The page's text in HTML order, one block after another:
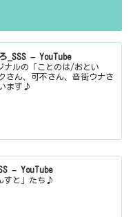
_SSS – YouTube
ナルの「ことのは/おとい
さん、可不さん、音街ウナさ
ます♪
– YouTube
すと」たち♪